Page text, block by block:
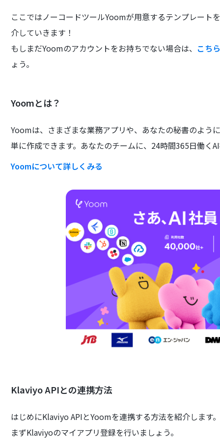
ここではノーコードツールYoomが用意するテンプレート
介していきます！
もしまだYoomのアカウントをお持ちでない場合は、 こち
ょう。
Yoomとは？
Yoomは、さまざまな業務アプリや、あなたの秘書のよう
単に作成できます。あなたのチームに、24時間365日働く
Yoomについて詳しくみる
Klaviyo APIとの連携方法
はじめにKlaviyo APIとYoomを連携する方法を紹介します
まずKlaviyoのマイアプリ登録を行いましょう。